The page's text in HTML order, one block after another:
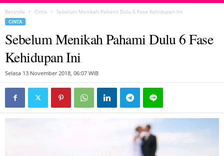
Beranda Cinta Sebelum Menikah Pahami Dulu 6 Fase Kehidupan Ini
CINTA
Sebelum Menikah Pahami Dulu 6 Fase
Kehidupan Ini
Selasa 13 November 2018, 06:07 WIB